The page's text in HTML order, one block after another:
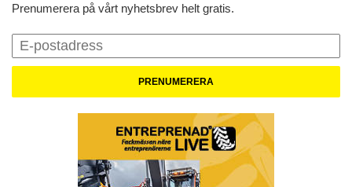
Prenumerera på vårt nyhetsbrev helt gratis.